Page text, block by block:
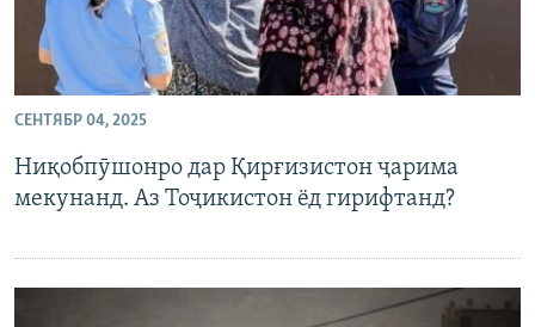
СЕНТЯБР 04, 2025
Ниқобпӯшонро дар Қирғизистон ҷарима
мекунанд. Аз Тоҷикистон ёд гирифтанд?